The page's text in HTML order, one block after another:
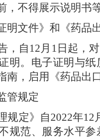
，不得展示说明书
明文件》和《药
，自 12月1日起，
明。电子证明与
南，启用《药品出
管规定
规定》自2022年12
规范、服务水平